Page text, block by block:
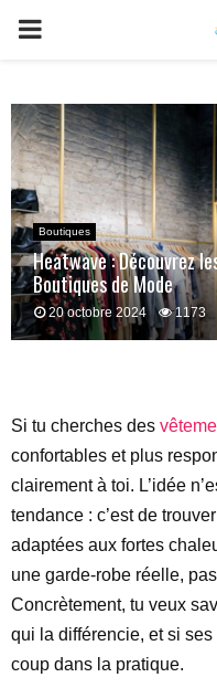
PRIMARY
Boutiques
Heatwave : Découvrez
Boutiques de Mode
20 octobre 2024 1173
Si tu cherches des
confortables et plus
clairement à toi. L’idée
tendance : c’est de
adaptées aux fortes
une garde-robe réelle,
Concrètement, tu veux
qui la différencie, et si
coup dans la pratique.